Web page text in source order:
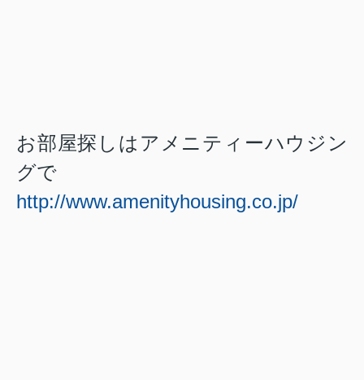
お部屋探しはアメニティーハウジン
グで
http://www.amenityhousing.co.jp/